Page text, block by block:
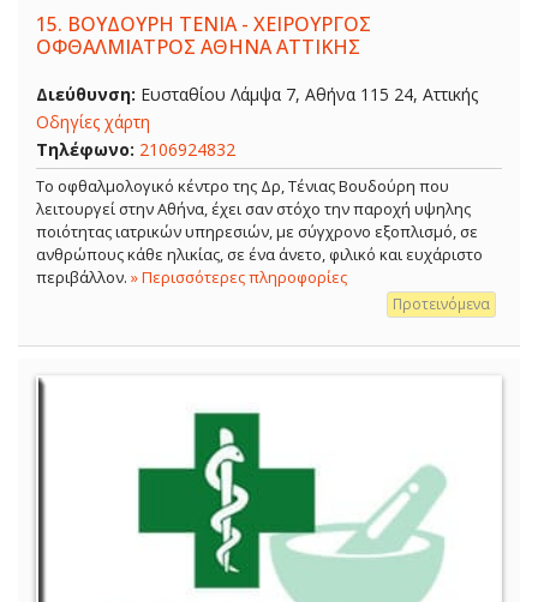
15. ΒΟΥΔΟΥΡΗ ΤΕΝΙΑ - ΧΕΙΡΟΥΡΓΟΣ
ΟΦΘΑΛΜΙΑΤΡΟΣ ΑΘΗΝΑ ΑΤΤΙΚΗΣ
Διεύθυνση: Ευσταθίου Λάμψα 7, Αθήνα 115 24, Αττικής
Οδηγίες χάρτη
Τηλέφωνο: 2106924832
Το οφθαλμολογικό κέντρο της Δρ, Τένιας Βουδούρη που
λειτουργεί στην Αθήνα, έχει σαν στόχο την παροχή υψηλης
ποιότητας ιατρικών υπηρεσιών, με σύγχρονο εξοπλισμό, σε
ανθρώπους κάθε ηλικίας, σε ένα άνετο, φιλικό και ευχάριστο
περιβάλλον. » Περισσότερες πληροφορίες
Προτεινόμενα